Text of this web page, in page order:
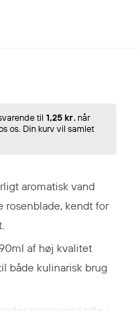
til 1,25 kr.når
os. Din kurv vil samlet
aromatisk vand
rosenblade, kendt for
af høj kvalitet
både kulinarisk brug